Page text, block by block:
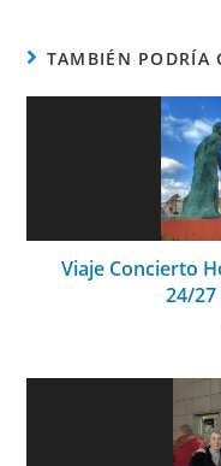
TAMBIÉN PODRÍA
Viaje Concierto
24/